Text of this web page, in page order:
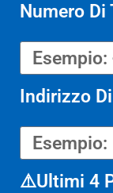
Numero Di
Indirizzo
⚠️Ultimi 4